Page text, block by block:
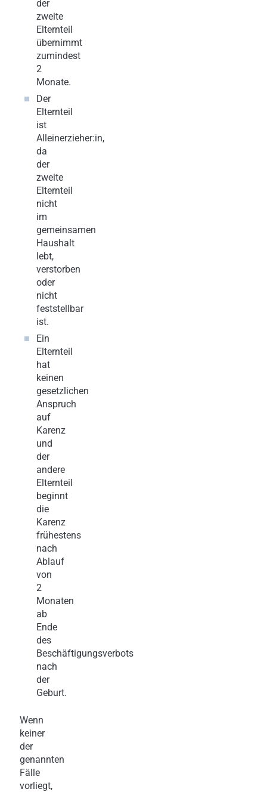
der
zweite
Elternteil
übernimmt
zumindest
2
Monate.
Der
Elternteil
ist
Alleinerzieher:in,
da
der
zweite
Elternteil
nicht
im
gemeinsamen
Haushalt
lebt,
verstorben
oder
nicht
feststellbar
ist.
Ein
Elternteil
hat
keinen
gesetzlichen
Anspruch
auf
Karenz
und
der
andere
Elternteil
beginnt
die
Karenz
frühestens
nach
Ablauf
von
2
Monaten
ab
Ende
des
Beschäftigungsverbots
nach
der
Geburt.
Wenn
keiner
der
genannten
Fälle
vorliegt,